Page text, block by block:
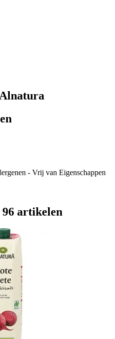
- Vrij van Eigenschappen
artikelen